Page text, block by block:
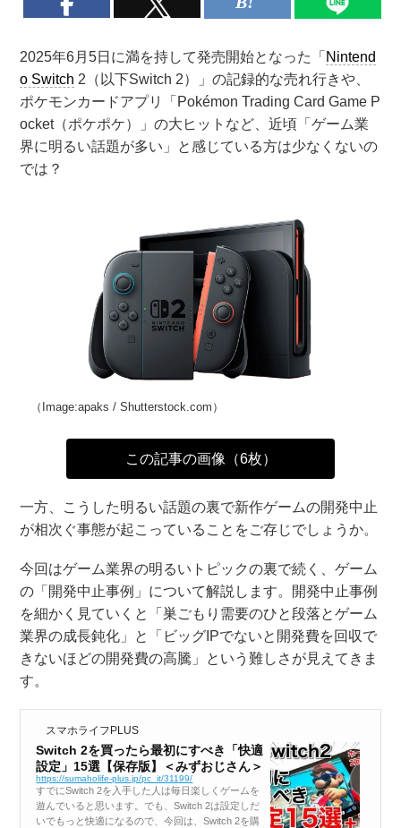
2025年6月5日に満を持して発売開始となった「 Nintend
o Switch 2（以下Switch 2）」の記録的な売れ行きや、
ポケモンカードアプリ「Pokémon Trading Card Game P
ocket（ポケポケ）」の大ヒットなど、近頃「ゲーム業
界に明るい話題が多い」と感じている方は少なくないの
では？
（Image:apaks / Shutterstock.com）
この記事の画像（6枚）
一方、こうした明るい話題の裏で新作ゲームの開発中止
が相次ぐ事態が起こっていることをご存じでしょうか。
今回はゲーム業界の明るいトピックの裏で続く、ゲーム
の「開発中止事例」について解説します。開発中止事例
を細かく見ていくと「巣ごもり需要のひと段落とゲーム
業界の成長鈍化」と「ビッグIPでないと開発費を回収で
きないほどの開発費の高騰」という難しさが見えてきま
す。
スマホライフPLUS
Switch 2を買ったら最初にすべき「快適
設定」15選【保存版】＜みずおじさん＞
https://sumaholife-plus.jp/pc_it/31199/
すでにSwitch 2を入手した人は毎日楽しくゲームを
遊んでいると思います。でも、Switch 2は設定しだ
いでもっと快適になるので、今回は、Switch 2を購